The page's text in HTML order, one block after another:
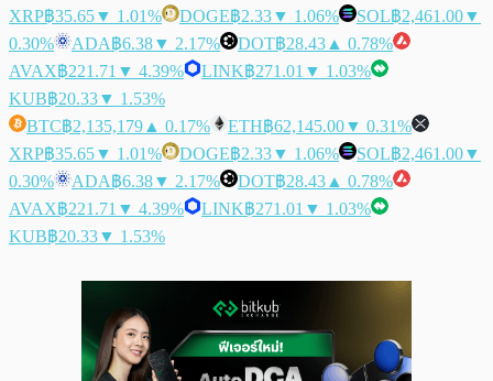
XRP฿35.65▼ 1.01% DOGE฿2.33▼ 1.06% SOL฿2,461.00▼
0.30%
ADA฿6.38▼ 2.17% DOT฿28.43 ▲ 0.78%
AVAX฿221.71 ▼ 4.39% LINK฿271.01 ▼ 1.03%
KUB฿20.33▼ 1.53%
BTC฿2,135,179 ▲ 0.17% ETH฿62,145.00▼ 0.31%
XRP฿35.65▼ 1.01% DOGE฿2.33▼ 1.06% SOL฿2,461.00▼
0.30%
ADA฿6.38▼ 2.17% DOT฿28.43 ▲ 0.78%
AVAX฿221.71 ▼ 4.39% LINK฿271.01 ▼ 1.03%
KUB฿20.33▼ 1.53%